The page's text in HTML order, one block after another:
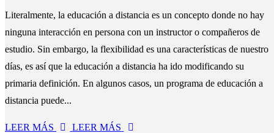
Literalmente, la educación a distancia es un concepto donde no hay
ninguna interacción en persona con un instructor o compañeros de
estudio. Sin embargo, la flexibilidad es una características de nuestro
días, es así que la educación a distancia ha ido modificando su
primaria definición. En algunos casos, un programa de educación a
distancia puede...
LEER MÁS LEER MÁS